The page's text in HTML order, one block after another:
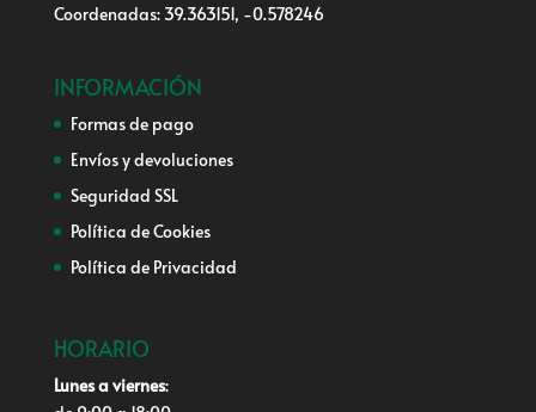
Coordenadas: 39.363151, -0.578246
INFORMACIÓN
Formas de pago
Envíos y devoluciones
Seguridad SSL
Política de Cookies
Política de Privacidad
HORARIO
Lunes a viernes: